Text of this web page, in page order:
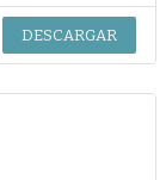
DESCARGAR